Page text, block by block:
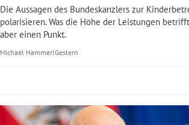
Untermenü
Untermenü
Untermenü
Die Aussagen des Bundeskanzlers zur
polarisieren. Was die Höhe der Leistungen
aber einen Punkt.
Michael HammerlGestern